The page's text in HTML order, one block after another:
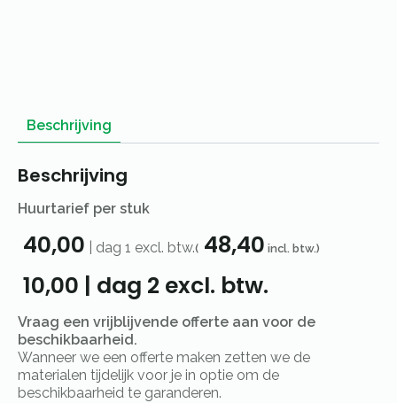
Beschrijving
Beschrijving
Huurtarief per stuk
40,00 dag 1 excl. btw.( 48,40 incl. btw.)
10,00 | dag 2 excl. btw.
Vraag een vrijblijvende offerte aan voor de
beschikbaarheid.
Wanneer we een offerte maken zetten we de
materialen tijdelijk voor je in optie om de
beschikbaarheid te garanderen.